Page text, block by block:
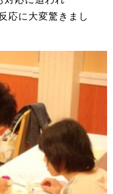
応に大変驚きまし